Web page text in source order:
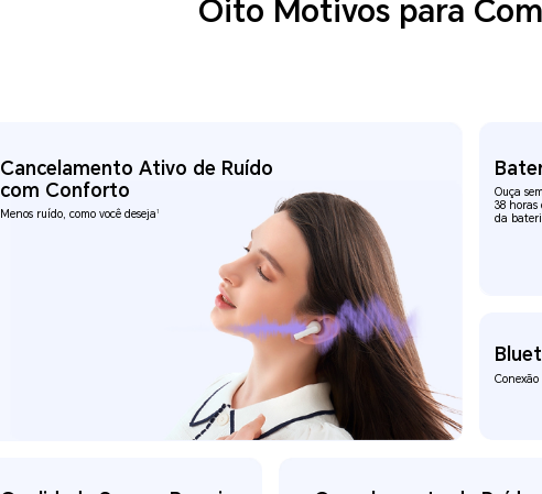
Oito Motivos para
Cancelamento Ativo de Ruído
com Conforto
Menos ruído, como você deseja1
Ouça
38 horas
da
Conexão